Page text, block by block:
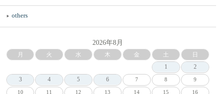
others
2026年8月
月 火 水 木 金 土
日
1
2
3
4 5 6 7 8 9
10 11 12 13 14 15 16